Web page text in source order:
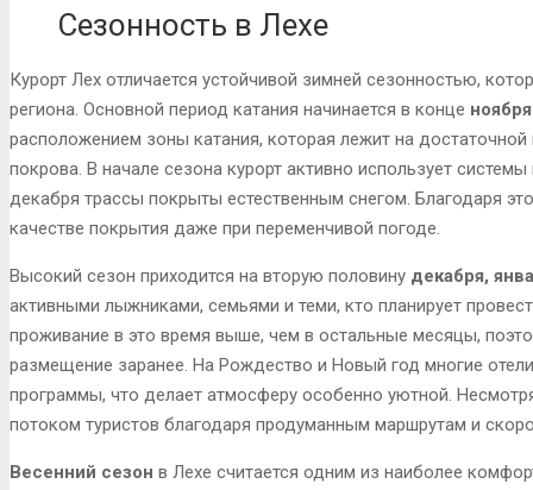
Сезонность в Лехе
Курорт Лех отличается устойчивой зимней сезонностью,
региона. Основной период катания начинается в конце
расположением зоны катания, которая лежит на
покрова. В начале сезона курорт активно использует
декабря трассы покрыты естественным снегом. Благодаря
качестве покрытия даже при переменчивой погоде.
Высокий сезон приходится на вторую половину декабря,
активными лыжниками, семьями и теми, кто планирует
проживание в это время выше, чем в остальные месяцы,
размещение заранее. На Рождество и Новый год многие
программы, что делает атмосферу особенно уютной.
потоком туристов благодаря продуманным маршрутам и
Весенний сезон в Лехе считается одним из наиболее